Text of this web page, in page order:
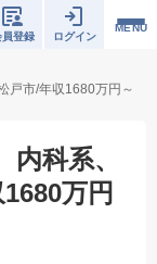
MENU
員登録 ログイン
戸市/年収1680万円～
内科系、
万円